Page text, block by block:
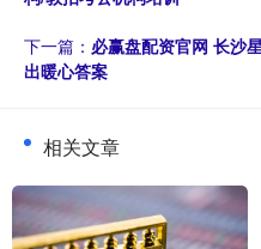
下一篇： 必赢盘配资官网 长沙
出暖心答案
相关文章